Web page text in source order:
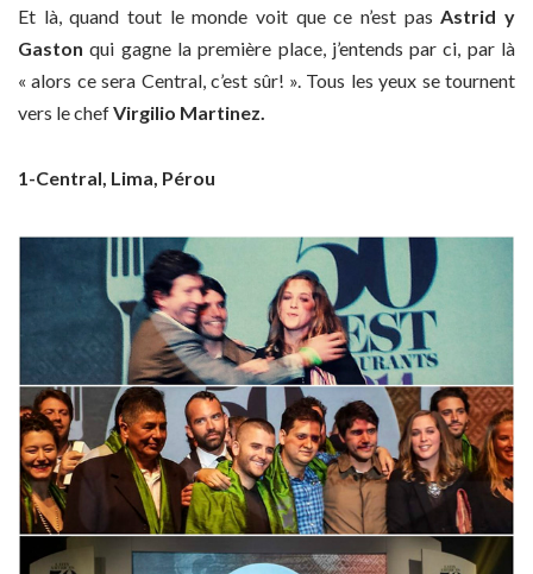
Et là, quand tout le monde voit que ce n’est pasAstrid y
Gaston qui gagne la première place, j’entends par ci, par là
« alors ce sera Central, c’est sûr! ». Tous les yeux se tournent
vers le chefVirgilio Martinez.
1-Central, Lima, Pérou